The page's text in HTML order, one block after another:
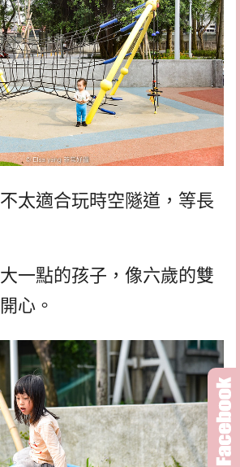
太適合玩時空隧道，等長
一點的孩子，像六歲的雙
心。